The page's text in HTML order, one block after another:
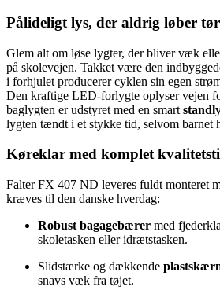
Pålideligt lys, der aldrig løber
Glem alt om løse lygter, der bliver væk
på skolevejen. Takket være den
i forhjulet producerer cyklen sin egen
Den kraftige LED-forlygte oplyser vejen
baglygten er udstyret med en smart
lygten tændt i et stykke tid, selvom barnet
Køreklar med komplet
Falter FX 407 ND leveres fuldt monteret
kræves til den danske hverdag:
Robust bagagebærer med
skoletasken eller idrætstasken.
Slidstærke og dækkende
snavs væk fra tøjet.